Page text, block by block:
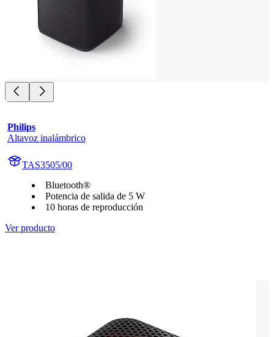
Philips
Altavoz inalámbrico
TAS3505/00
Bluetooth®
Potencia de salida de 5 W
10 horas de reproducción
Ver producto